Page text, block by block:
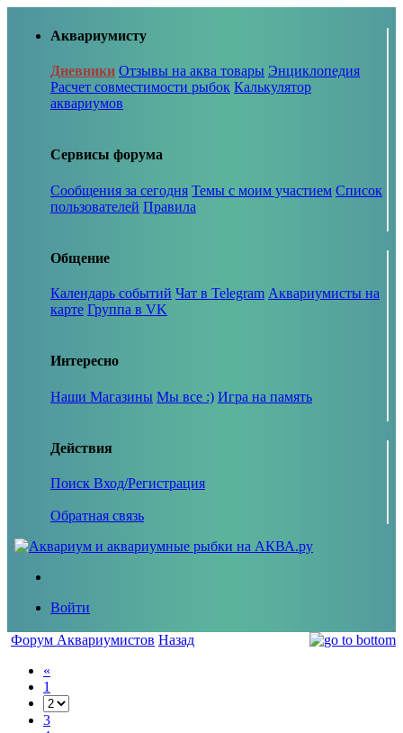
Аквариумисту
Дневники Отзывы на аква товары Энциклопедия
Расчет совместимости рыбок Калькулятор
аквариумов
Сервисы форума
Сообщения за сегодня Темы с моим участием Список
пользователей Правила
Общение
Календарь событий Чат в Telegram Аквариумисты на
карте Группа в VK
Интересно
Наши Магазины Мы все :) Игра на память
Действия
Поиск Вход/Регистрация
Обратная связь
Войти
Форум Аквариумистов Назад
«
1
3